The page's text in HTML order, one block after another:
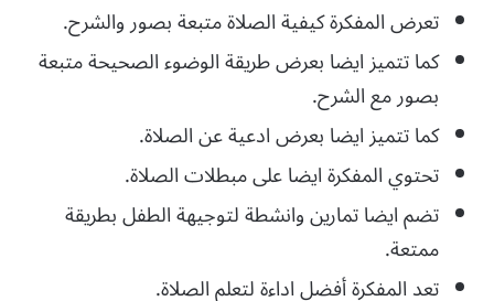
تعرض المفكرة كيفية الصلاة متبعة بصور والشرح.
كما تتميز ايضا بعرض طريقة الوضوء الصحيحة متبعة
بصور مع الشرح.
كما تتميز ايضا بعرض ادعية عن الصلاة.
تحتوي المفكرة ايضا على مبطلات الصلاة.
تضم ايضا تمارين وانشطة لتوجيهة الطفل بطريقة
ممتعة.
تعد المفكرة أفضل اداءة لتعلم الصلاة.